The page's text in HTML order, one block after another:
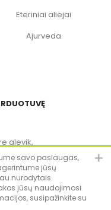
Eteriniai aliejai
Ajurveda
alevik,
74204
nr 12779903
savo paslaugas,
jūsų
nurodytais
jūsų naudojimosi
susipažinkite su